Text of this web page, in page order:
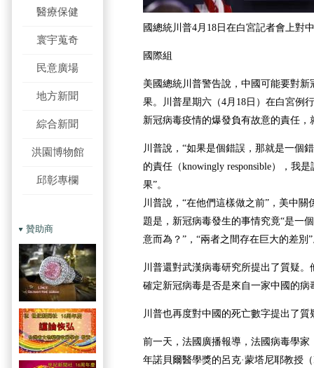
醫療保健
寰宇蒐奇
民意廣場
地方新聞
綜合新聞
洪園博物館
邱彰專欄
贊助商
國總統川普4月18日在白宮記者會上對
國際組
美國總統川普警告說，中國可能要對
果。川普星期六（4月18日）在白宮例
新冠病毒疫情的爆發負有故意的責任
川普說，“如果是個錯誤，那就是一個
的責任（knowingly responsible），我
果”。
川普說，“在他們這樣做之前”，美中
題是，新冠病毒發生的事情究竟“是一
意而為？”，“兩者之間存在巨大的差別
川普還對武漢病毒研究所提出了質疑
確定新冠病毒是否是來自一家中國的病
川普也再度對中國的死亡數字提出了質
前一天，法國廣播報導，法國病毒學家
年諾貝爾醫學獎的呂克·蒙塔尼耶教授